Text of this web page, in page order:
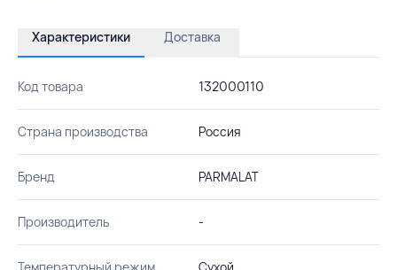
Характеристики Доставка
Код товара 132000110
Страна производства Россия
Бренд PARMALAT
Производитель -